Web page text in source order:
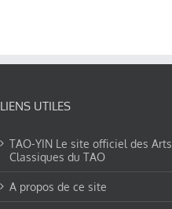
LIENS UTILES
TAO-YIN Le site officiel des Arts
Classiques du TAO
A propos de ce site